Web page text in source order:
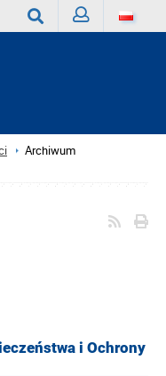
Archiwum
i Ochrony